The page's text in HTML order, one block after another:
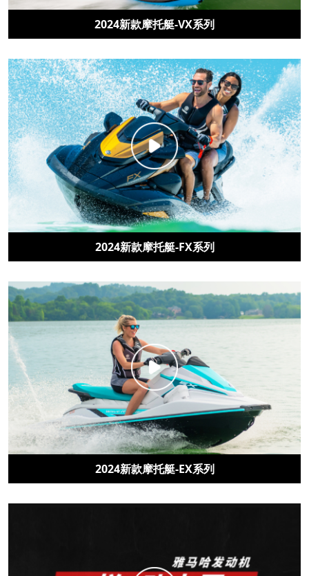
2024新款摩托艇-VX系列
2024新款摩托艇-FX系列
2024新款摩托艇-EX系列